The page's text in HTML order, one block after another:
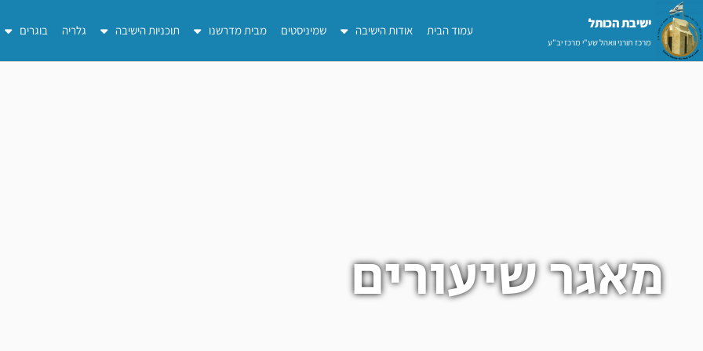
דילוג
לתוכן
ישיבת הכותל​
מרכז תורני וואהל שע"י מרכז יב"ע
עמוד הבית אודות הישיבה שמיניסטים מבית מדרשנו תוכניות הישיבה גלריה בוגרים
מאגר שיעורים